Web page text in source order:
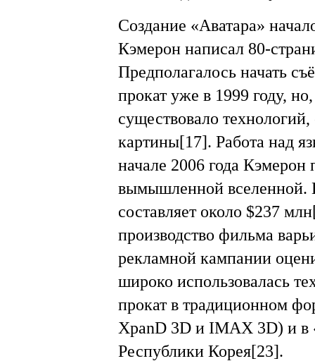
Создание «Аватара»
Кэмерон написал 80-
Предполагалось начать
прокат уже в 1999 году,
существовало
картины[17]. Работа над
начале 2006 года
вымышленной
составляет около $237
производство фильма
рекламной кампании
широко использовалась
прокат в традиционном
XpanD 3D и IMAX 3D) и в
Республики Корея[23].